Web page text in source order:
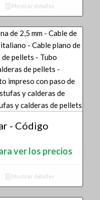
Mostrar detalles
- Código
ver los precios
Mostrar detalles